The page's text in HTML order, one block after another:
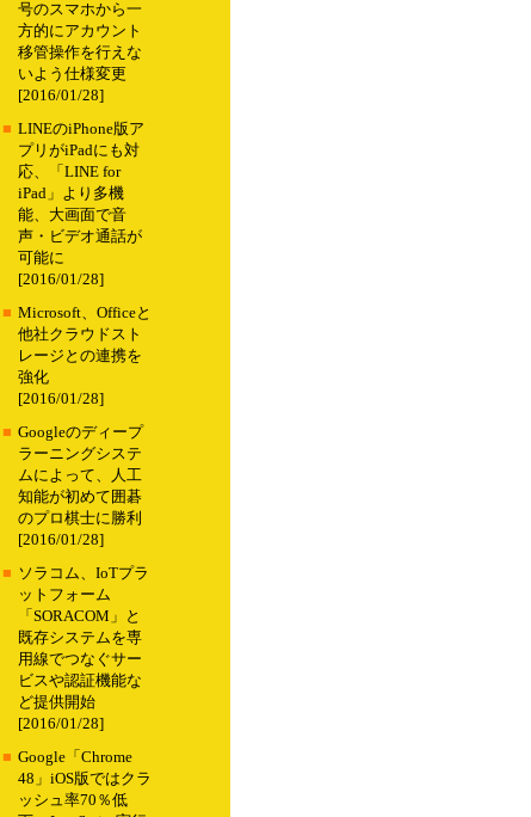
号のスマホから一
方的にアカウント
移管操作を行えな
いよう仕様変更
[2016/01/28]
■ LINEのiPhone版ア
プリがiPadにも対
応、「LINE for
iPad」より多機
能、大画面で音
声・ビデオ通話が
可能に
[2016/01/28]
■ Microsoft、Officeと
他社クラウドスト
レージとの連携を
強化
[2016/01/28]
■ Googleのディープ
ラーニングシステ
ムによって、人工
知能が初めて囲碁
のプロ棋士に勝利
[2016/01/28]
■ ソラコム、IoTプラ
ットフォーム
「SORACOM」と
既存システムを専
用線でつなぐサー
ビスや認証機能な
ど提供開始
[2016/01/28]
■ Google「Chrome
48」iOS版ではクラ
ッシュ率70％低